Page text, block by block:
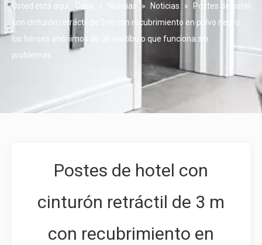
Usted está aquí: Noticias » Noticias »
Postes de hotel
con cinturón retráctil de 3 m con recubrimiento en polvo negro:
los héroes anónimos de un vestíbulo que funciona sin
problemas
Postes de hotel con
cinturón retráctil de 3 m
con recubrimiento en